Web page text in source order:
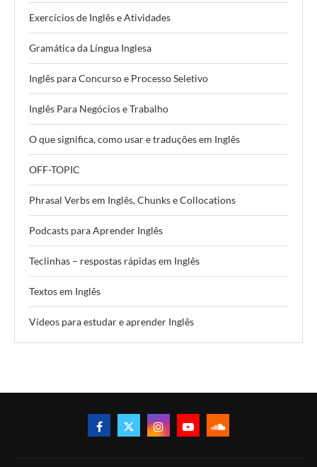
Exercícios de Inglês e Atividades
Gramática da Língua Inglesa
Inglês para Concurso e Processo Seletivo
Inglês Para Negócios e Trabalho
O que significa, como usar e traduções em Inglês
OFF-TOPIC
Phrasal Verbs em Inglês, Chunks e Collocations
Podcasts para Aprender Inglês
Teclinhas – respostas rápidas em Inglês
Textos em Inglês
Vídeos para estudar e aprender Inglês